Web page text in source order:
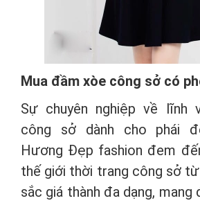
Mua đầm xòe công sở có
Sự chuyên nghiệp về lĩnh
công sở dành cho phái
Hương Đẹp fashion đem
thế giới thời trang công sở từ
sắc giá thành đa dạng, mang